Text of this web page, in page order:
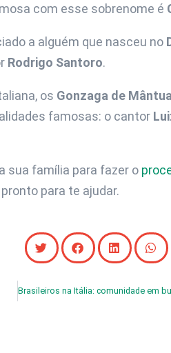
com esse sobrenome é
a alguém que nasceu no
Rodrigo Santoro.
os Gonzaga de Mântua
famosas: o cantor
sua família para fazer o
para te ajudar.